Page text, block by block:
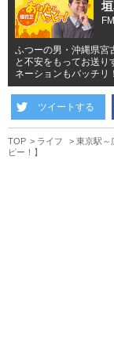
ふつーの男・沖縄県宮
と不安をもってお送り
ネーションもバッチリ
ツイートする
TOP ライフ
東京駅～
ピー！】